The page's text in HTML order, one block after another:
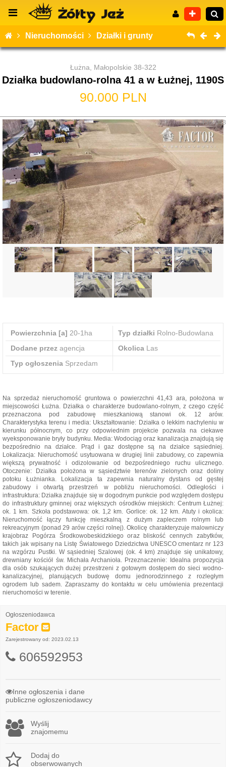
Wyszukiwanie zaawansowane
Nieruchomości Działki i grunty
Łużna, Małopolskie 38-322
Działka budowlano-rolna 41 a w Łużnej, 1190S
90.000 PLN
ID: 4567043
Powierzchnia [a] 20-1ha Typ działki Rolno-Budowlana
Dodane przez agencja Okolica Las
Typ ogłoszenia Sprzedam
Na sprzedaż nieruchomość gruntowa o powierzchni 41,43 ara, położona w
miejscowości Łużna. Działka o charakterze budowlano-rolnym, z czego część
przeznaczona pod zabudowę mieszkaniową stanowi ok. 12 arów.
Charakterystyka terenu i media: Ukształtowanie: Działka o lekkim nachyleniu w
kierunku północnym, co przy odpowiednim projekcie pozwala na ciekawe
wyeksponowanie bryły budynku. Media: Wodociąg oraz kanalizacja znajdują się
bezpośrednio na działce. Prąd i gaz dostępne są na działce sąsiedniej.
Lokalizacja: Nieruchomość usytuowana w drugiej linii zabudowy, co zapewnia
większą prywatność i odizolowanie od bezpośredniego ruchu ulicznego.
Otoczenie: Działka położona w sąsiedztwie terenów zielonych oraz doliny
potoku Łużnianka. Lokalizacja ta zapewnia naturalny dystans od gęstej
zabudowy i otwartą przestrzeń w pobliżu nieruchomości. Odległości i
infrastruktura: Działka znajduje się w dogodnym punkcie pod względem dostępu
do infrastruktury gminnej oraz większych ośrodków miejskich: Centrum Łużnej:
ok. 1 km. Szkoła podstawowa: ok. 1,2 km. Gorlice: ok. 12 km. Atuty i okolica:
Nieruchomość łączy funkcję mieszkalną z dużym zapleczem rolnym lub
rekreacyjnym (ponad 29 arów części rolnej). Okolicę charakteryzuje malowniczy
krajobraz Pogórza Środkowobeskidzkiego oraz bliskość cennych zabytków,
takich jak wpisany na Listę Światowego Dziedzictwa UNESCO cmentarz nr 123
na wzgórzu Pustki. W sąsiedniej Szalowej (ok. 4 km) znajduje się unikatowy,
drewniany kościół św. Michała Archanioła. Przeznaczenie: Idealna propozycja
dla osób szukających dużej przestrzeni z gotowym dostępem do sieci wodno-
kanalizacyjnej, planujących budowę domu jednorodzinnego z rozległym
ogrodem lub sadem. Zapraszamy do kontaktu w celu umówienia prezentacji
nieruchomości w terenie.
Ogłoszeniodawca
Factor
Zarejestrowany od: 2023.02.13
606592953
Inne ogłoszenia i dane
publiczne ogłoszeniodawcy
Wyślij
znajomemu
Dodaj do
obserwowanych